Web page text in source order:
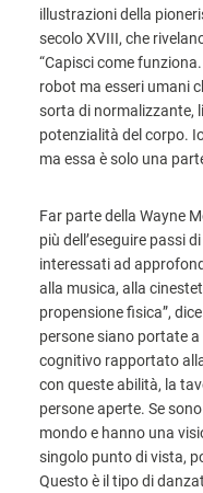
illustrazioni della
secolo XVIII, che
“Capisci come
robot ma esseri umani
sorta di normalizzante,
potenzialità del corpo.
ma essa è solo una
Far parte della Wayne
più dell’eseguire passi
interessati ad
alla musica, alla
propensione fisica”,
persone siano portate
cognitivo rapportato
con queste abilità, la
persone aperte. Se
mondo e hanno una
singolo punto di vista,
Questo è il tipo di